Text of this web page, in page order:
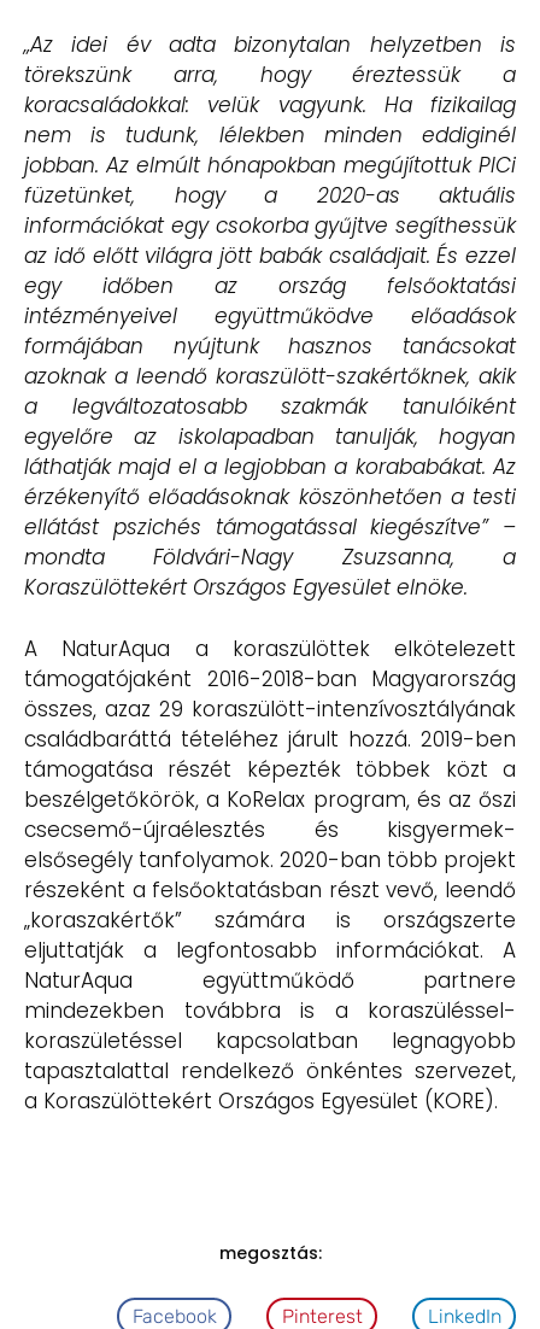
„Az idei év adta bizonytalan helyzetben is
törekszünk arra, hogy éreztessük a
koracsaládokkal: velük vagyunk. Ha fizikailag
nem is tudunk, lélekben minden eddiginél
jobban. Az elmúlt hónapokban megújítottuk PICi
füzetünket, hogy a 2020-as aktuális
információkat egy csokorba gyűjtve segíthessük
az idő előtt világra jött babák családjait. És ezzel
egy időben az ország felsőoktatási
intézményeivel együttműködve előadások
formájában nyújtunk hasznos tanácsokat
azoknak a leendő koraszülött-szakértőknek, akik
a legváltozatosabb szakmák tanulóiként
egyelőre az iskolapadban tanulják, hogyan
láthatják majd el a legjobban a korababákat. Az
érzékenyítő előadásoknak köszönhetően a testi
ellátást pszichés támogatással kiegészítve” –
mondta Földvári-Nagy Zsuzsanna, a
Koraszülöttekért Országos Egyesület elnöke.
A NaturAqua a koraszülöttek elkötelezett
támogatójaként 2016-2018-ban Magyarország
összes, azaz 29 koraszülött-intenzívosztályának
családbaráttá tételéhez járult hozzá. 2019-ben
támogatása részét képezték többek közt a
beszélgetőkörök, a KoRelax program, és az őszi
csecsemő-újraélesztés és kisgyermek-
elsősegély tanfolyamok. 2020-ban több projekt
részeként a felsőoktatásban részt vevő, leendő
„koraszakértők” számára is országszerte
eljuttatják a legfontosabb információkat. A
NaturAqua együttműködő partnere
mindezekben továbbra is a koraszüléssel-
koraszületéssel kapcsolatban legnagyobb
tapasztalattal rendelkező önkéntes szervezet,
a Koraszülöttekért Országos Egyesület (KORE).
megosztás:
Facebook Pinterest LinkedIn